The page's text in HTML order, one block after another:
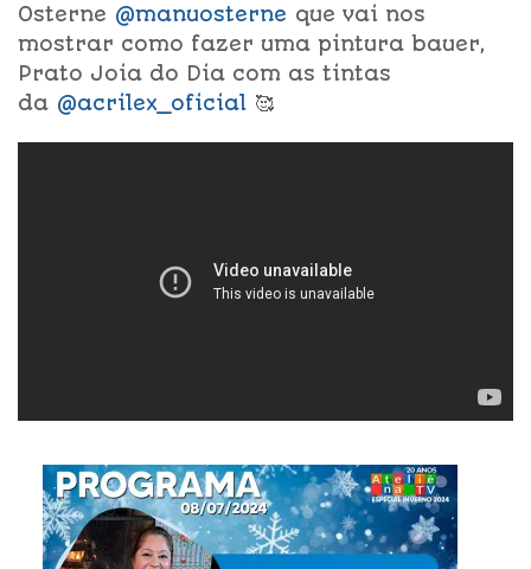
Osterne @manuosterne que vai nos
mostrar como fazer uma pintura bauer,
Prato Joia do Dia com as tintas
da @acrilex_oficial 🥰